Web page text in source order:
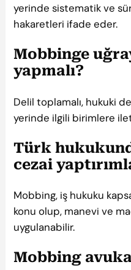
yerinde sistematik ve
hakaretleri ifade eder.
Mobbinge
yapmalı?
Delil toplamalı, hukuki
yerinde ilgili birimlere
Türk
cezai
Mobbing, iş hukuku
konu olup, manevi ve
uygulanabilir.
Mobbing